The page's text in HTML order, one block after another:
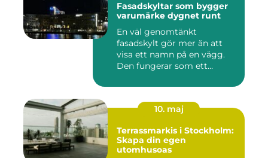
Fasadskyltar som bygger
varumärke dygnet runt
En väl genomtänkt
fasadskylt gör mer än att
visa ett namn på en vägg.
Den fungerar som ett
10. maj
Terrassmarkis i Stockholm:
Skapa din egen
utomhusoas